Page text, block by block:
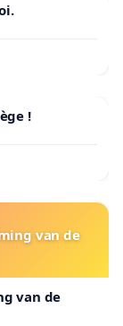
!
van de
van de